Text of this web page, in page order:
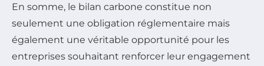
En somme, le bilan carbone constitue non
seulement une obligation réglementaire mais
également une véritable opportunité pour les
entreprises souhaitant renforcer leur engagement